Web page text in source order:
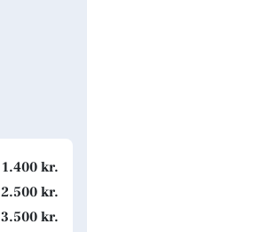
1.400 kr.
2.500 kr.
3.500 kr.